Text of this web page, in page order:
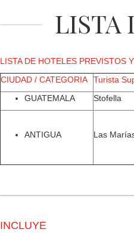
LISTA
LISTA DE HOTELES PREVISTOS
CIUDAD / CATEGORIA
Turista
GUATEMALA
Stofella
ANTIGUA Las
INCLUYE